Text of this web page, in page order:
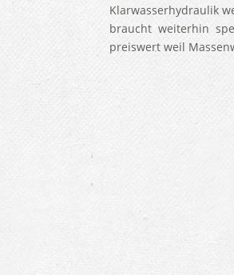
Klarwasserhydraulik
braucht weiterhin
preiswert weil
Im Bild die 34 t